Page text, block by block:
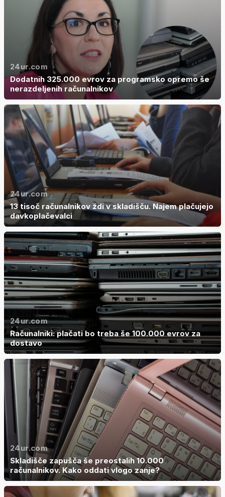
24ur.com
Dodatnih 325.000 evrov za programsko opremo še
nerazdeljenih računalnikov
24ur.com
13 tisoč računalnikov ždi v skladišču. Najem plačujejo
davkoplačevalci
24ur.com
Računalniki: plačati bo treba še 100.000 evrov za
dostavo
24ur.com
Skladišče zapušča še preostalih 10.000
računalnikov. Kako oddati vlogo zanje?